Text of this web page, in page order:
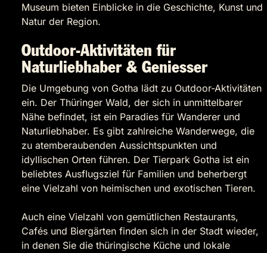
Museum bieten Einblicke in die Geschichte, Kunst und
Natur der Region.
Outdoor-Aktivitäten für
Naturliebhaber & Geniesser
Die Umgebung von Gotha lädt zu Outdoor-Aktivitäten
ein. Der Thüringer Wald, der sich in unmittelbarer
Nähe befindet, ist ein Paradies für Wanderer und
Naturliebhaber. Es gibt zahlreiche Wanderwege, die
zu atemberaubenden Aussichtspunkten und
idyllischen Orten führen. Der Tierpark Gotha ist ein
beliebtes Ausflugsziel für Familien und beherbergt
eine Vielzahl von heimischen und exotischen Tieren.
Auch eine Vielzahl von gemütlichen Restaurants,
Cafés und Biergärten finden sich in der Stadt wieder,
in denen Sie die thüringische Küche und lokale